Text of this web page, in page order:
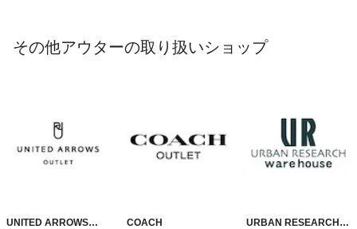
その他アウターの取り扱いショップ
UNITED ARROWS
COACH
URBAN RESEARCH